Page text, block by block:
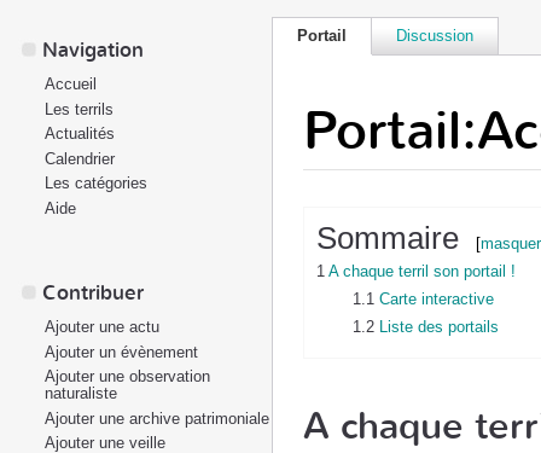
Portail Discussion
Sommaire [masquer
1 A chaque terril son portail !
1.1 Carte interactive
1.2 Liste des portails
A chaque
Navigation
Accueil
Les terrils
Actualités
Calendrier
Les catégories
Aide
Contribuer
Ajouter une actu
Ajouter un évènement
Ajouter une observation
naturaliste
Ajouter une archive patrimoniale
Ajouter une veille